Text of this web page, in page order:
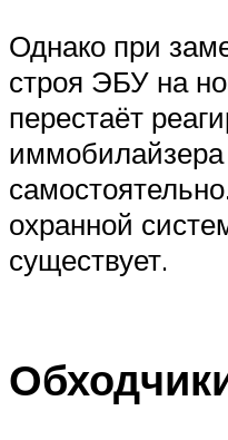
Однако при
строя ЭБУ на
перестаёт
иммобилайзера
охранной
существует.